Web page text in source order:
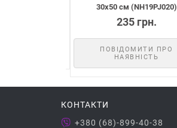
30х50 см (NH19PJ020)
235 грн.
ПОВІДОМИТИ ПРО
НАЯВНІСТЬ
КОНТАКТИ
+380 (68)-899-40-38